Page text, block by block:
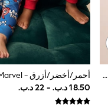
وردي - طقم تيشرت Disney Artistocats Marie كُم قصير وبنطلون ضيقة (3شهور-7سنوات)